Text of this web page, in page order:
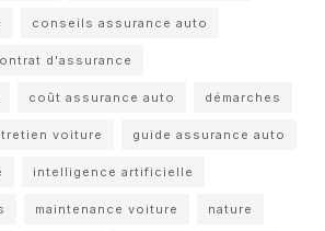
conseils assurance auto
d'assurance
coût assurance auto démarches
voiture guide assurance auto
intelligence artificielle
maintenance voiture nature